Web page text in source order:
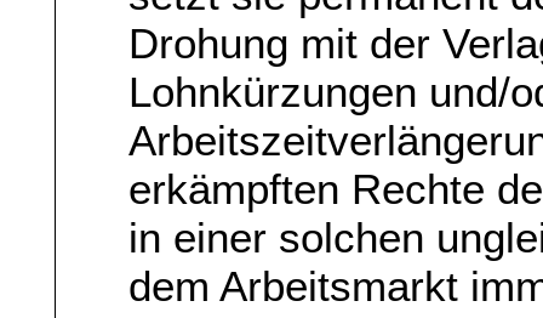
Drohung mit der
Lohnkürzungen und/
erkämpften Rechte
in einer solchen
dem Arbeitsmarkt